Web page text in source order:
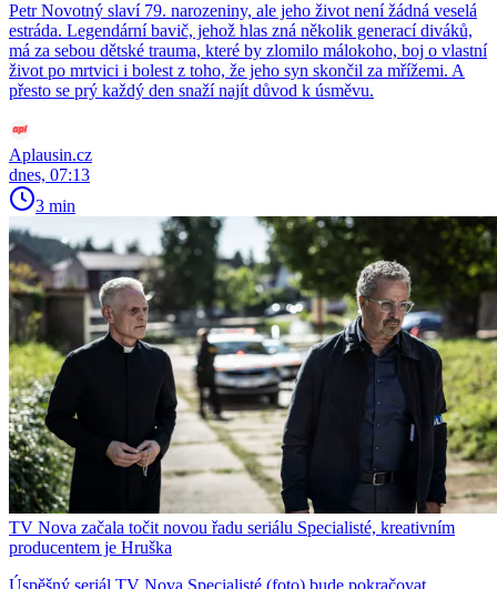
Petr Novotný slaví 79. narozeniny, ale jeho život není žádná veselá
estráda. Legendární bavič, jehož hlas zná několik generací diváků,
má za sebou dětské trauma, které by zlomilo málokoho, boj o vlastní
život po mrtvici i bolest z toho, že jeho syn skončil za mřížemi. A
přesto se prý každý den snaží najít důvod k úsměvu.
Aplausin.cz
dnes, 07:13
3 min
TV Nova začala točit novou řadu seriálu Specialisté, kreativním
producentem je Hruška